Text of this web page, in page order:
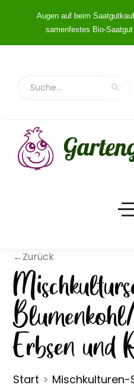
Augen auf beim
samenfestes Bio-Saatgut
Erbsen und
Start > Mischkulturen-
←Zurück